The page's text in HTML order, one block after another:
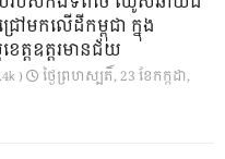
រៅមកលើដីកម្ពុជា ក្នុង
េត្តឧត្តរមានជ័យ
)
ថ្ងៃ​ព្រហស្បតិ៍, 23 ខែ​កក្កដា,